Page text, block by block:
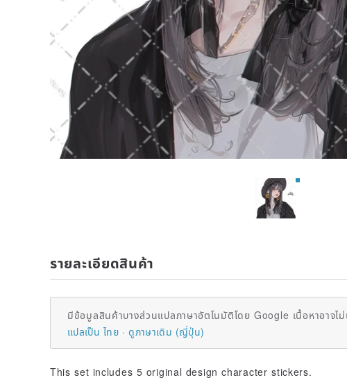
รายละเอียดสินค้า
มีข้อมูลสินค้าบางส่วนแปลภาษาอัตโนมัติโดย Google เนื้อหาอาจไ
แปลเป็น ไทย
ดูภาษาเดิม (ญี่ปุ่น)
This set includes 5 original design character stickers.